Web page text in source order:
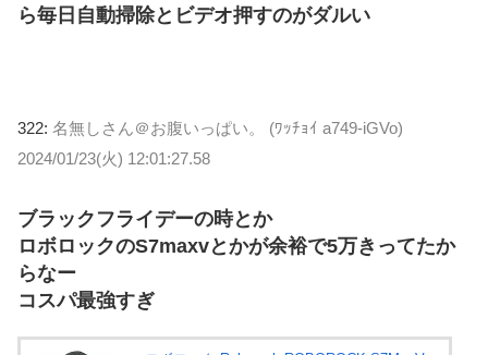
ら毎日自動掃除とビデオ押すのがダルい
322: 名無しさん＠お腹いっぱい。 (ﾜｯﾁｮｲ a749-iGVo)
2024/01/23(火) 12:01:27.58
ブラックフライデーの時とか
ロボロックのS7maxvとかが余裕で5万きってたか
らなー
コスパ最強すぎ